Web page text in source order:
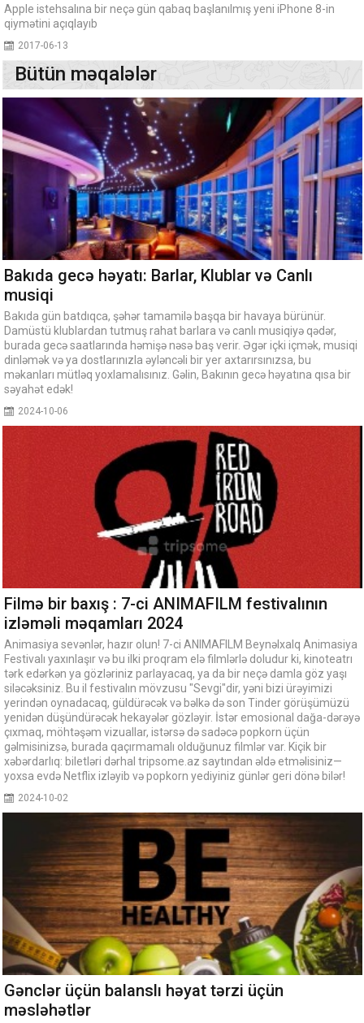
Apple istehsalına bir neçə gün qabaq başlanılmış yeni iPhone 8-in
qiymətini açıqlayıb
2017-06-13
Bütün məqalələr
Bakıda gecə həyatı: Barlar, Klublar və Canlı
musiqi
Bakıda gün batdıqca, şəhər tamamilə başqa bir havaya bürünür.
Damüstü klublardan tutmuş rahat barlara və canlı musiqiyə qədər,
burada gecə saatlarında həmişə nəsə baş verir. Əgər içki içmək, musiqi
dinləmək və ya dostlarınızla əyləncəli bir yer axtarırsınızsa, bu
məkanları mütləq yoxlamalısınız. Gəlin, Bakının gecə həyatına qısa bir
səyahət edək!
2024-10-06
Filmə bir baxış : 7-ci ANIMAFILM festivalının
izləməli məqamları 2024
Animasiya sevənlər, hazır olun! 7-ci ANIMAFILM Beynəlxalq Animasiya
Festivalı yaxınlaşır və bu ilki proqram elə filmlərlə doludur ki, kinoteatrı
tərk edərkən ya gözləriniz parlayacaq, ya da bir neçə damla göz yaşı
siləcəksiniz. Bu il festivalın mövzusu "Sevgi"dir, yəni bizi ürəyimizi
yerindən oynadacaq, güldürəcək və bəlkə də son Tinder görüşümüzü
yenidən düşündürəcək hekayələr gözləyir. İstər emosional dağa-dərəyə
çıxmaq, möhtəşəm vizuallar, istərsə də sadəcə popkorn üçün
gəlmisinizsə, burada qaçırmamalı olduğunuz filmlər var. Kiçik bir
xəbərdarlıq: biletləri dərhal tripsome.az saytından əldə etməlisiniz—
yoxsa evdə Netflix izləyib və popkorn yediyiniz günlər geri dönə bilər!
2024-10-02
Gənclər üçün balanslı həyat tərzi üçün
məsləhətlər